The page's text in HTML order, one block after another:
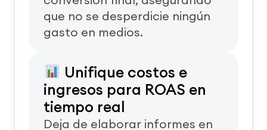
que no se desperdicie ningún
gasto en medios.
Unifique costos e
ingresos para ROAS en
tiempo real
Deja de elaborar informes en